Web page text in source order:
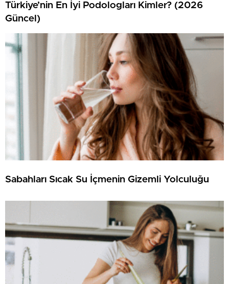
Türkiye’nin En İyi Podologları Kimler? (2026
Güncel)
Sabahları Sıcak Su İçmenin Gizemli Yolculuğu